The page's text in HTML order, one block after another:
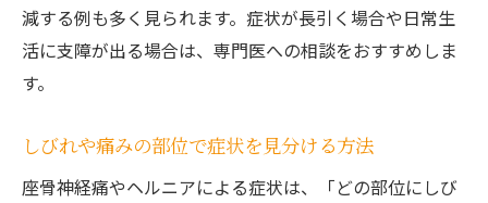
減する例も多く見られます。症状が長引く場合や日常生
活に支障が出る場合は、専門医への相談をおすすめしま
す。
しびれや痛みの部位で症状を見分ける方法
座骨神経痛やヘルニアによる症状は、「どの部位にしび